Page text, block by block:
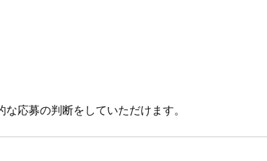
応募の判断をしていただけます。